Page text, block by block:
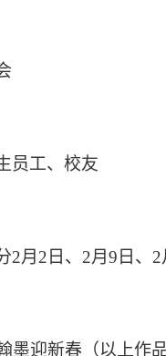
员工、校友
2月2日、2月9日、2
墨迎新春 （以上作